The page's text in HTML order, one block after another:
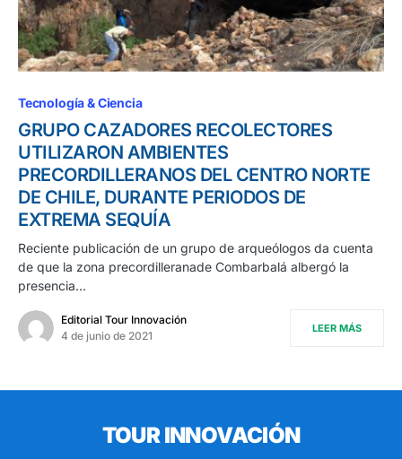
Tecnología & Ciencia
GRUPO CAZADORES RECOLECTORES
UTILIZARON AMBIENTES
PRECORDILLERANOS DEL CENTRO NORTE
DE CHILE, DURANTE PERIODOS DE
EXTREMA SEQUÍA
Reciente publicación de un grupo de arqueólogos da cuenta
de que la zona precordilleranade Combarbalá albergó la
presencia…
Editorial Tour Innovación
4 de junio de 2021
LEER MÁS
TOUR INNOVACIÓN